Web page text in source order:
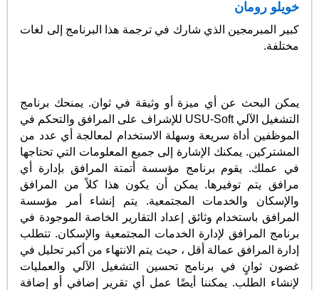
خويلو رومان
كبير المبرمجين الذي شارك في ترجمة هذا البرنامج إلى لغات
مختلفة.
يمكن البحث عن أي ميزة أو وثيقة في ثوان. يمنحك برنامج
التشغيل الآلي USU-Soft للإشراف على المرافق والتحكم في
الموظفين أداة سريعة وسهلة الاستخدام لمعالجة أي عدد من
المشتركين. يمكنك الإشارة إلى جميع المعلومات التي تحتاجها
في عملك. يقوم برنامج مؤسسة أتمتة المرافق بإدارة أي
مرافق يتم توفيرها. يمكن أن يكون هذا كلاً من المرافق
والإسكان والخدمات المجتمعية. يتم إنشاء أمر مؤسسة
المرافق باستخدام وثائق إعداد التقارير الخاصة الموجودة في
برنامج المرافق لإدارة الخدمات المجتمعية والإسكان. تتطلب
إدارة المرافق عمالة أقل ، حيث يتم الانتهاء من أكبر تحليل في
غضون ثوانٍ في برنامج تحسين التشغيل الآلي والعمليات
لإنشاء الطلب. يمكننا أيضًا عمل أي تقرير إضافي أو إضافة